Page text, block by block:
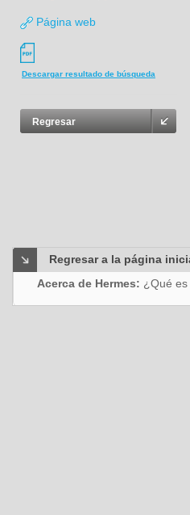
Página web
Descargar resultado de búsqueda
Regresar
Regresar a la página
Acerca de Hermes: ¿Qué es